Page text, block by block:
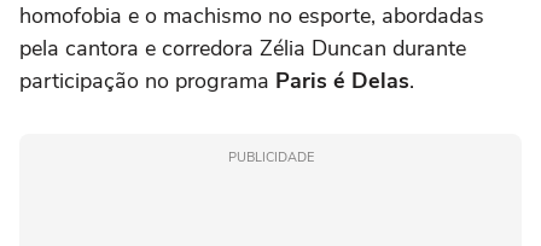
homofobia e o machismo no esporte, abordadas
pela cantora e corredora Zélia Duncan durante
participação no programa Paris é Delas.
PUBLICIDADE